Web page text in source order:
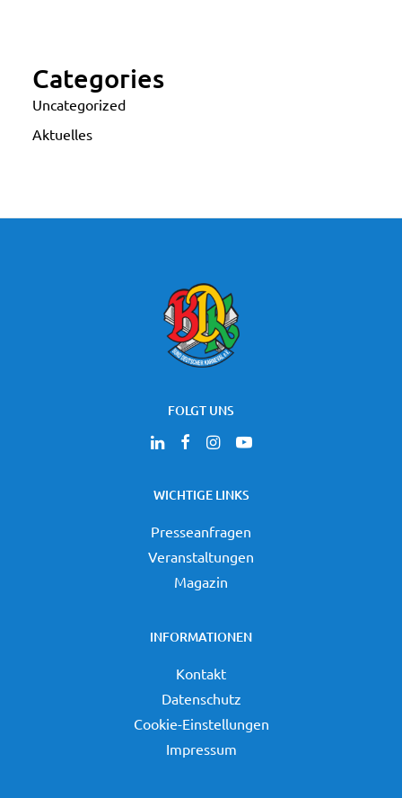
Categories
Uncategorized
Aktuelles
FOLGT UNS
WICHTIGE LINKS
Presseanfragen
Veranstaltungen
Magazin
INFORMATIONEN
Kontakt
Datenschutz
Cookie-Einstellungen
Impressum